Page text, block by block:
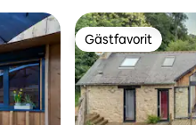
Gästfavorit
Gästfavorit